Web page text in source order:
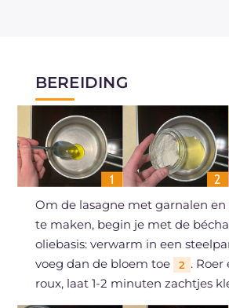
BEREIDING
Om de lasagne met garnalen
te maken, begin je met de
oliebasis: verwarm in een
voeg dan de bloem toe
2 . Roer
roux, laat 1-2 minuten zachtjes